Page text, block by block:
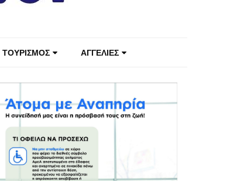
ΤΟΥΡΙΣΜΟΣ ΑΓΓΕΛΙΕΣ